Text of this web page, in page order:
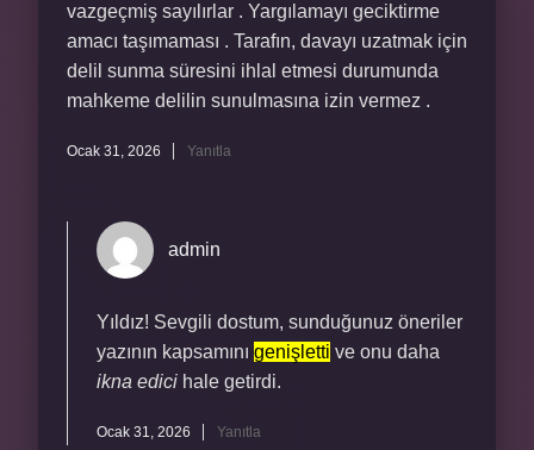
vazgeçmiş sayılırlar . Yargılamayı geciktirme
amacı taşımaması . Tarafın, davayı uzatmak için
delil sunma süresini ihlal etmesi durumunda
mahkeme delilin sunulmasına izin vermez .
Ocak 31, 2026 Yanıtla
admin
Yıldız! Sevgili dostum, sunduğunuz öneriler
yazının kapsamını genişletti ve onu daha
ikna edici hale getirdi.
Ocak 31, 2026 Yanıtla